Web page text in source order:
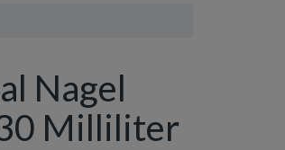
Nagel
Milliliter